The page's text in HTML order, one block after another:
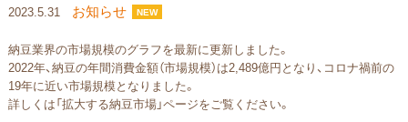
2023.5.31 お知らせ NEW
納豆業界の市場規模のグラフを最新に更新しました。
2022年、納豆の年間消費金額（市場規模）は2,489億円となり、コロナ禍前の
19年に近い市場規模となりました。
詳しくは「拡大する納豆市場」ページをご覧ください。